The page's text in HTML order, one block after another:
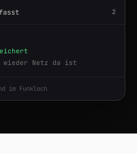
2
wieder Netz da ist
im Funkloch